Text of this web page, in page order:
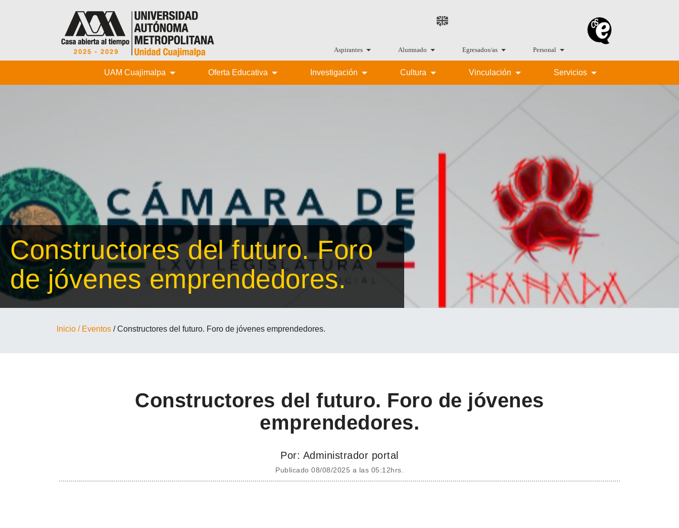
Aspirantes Alumnado Egresados/as Personal
UAM Cuajimalpa Oferta Educativa Investigación Cultura Vinculación Servicios
Constructores del futuro. Foro
de jóvenes emprendedores.
Inicio / Eventos / Constructores del futuro. Foro de jóvenes emprendedores.
Constructores del futuro. Foro de jóvenes
emprendedores.
Por: Administrador portal
Publicado 08/08/2025 a las 05:12hrs.